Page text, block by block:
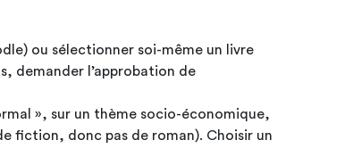
ou sélectionner soi-même un livre
demander l’approbation de
», sur un thème socio-économique,
fiction, donc pas de roman). Choisir un